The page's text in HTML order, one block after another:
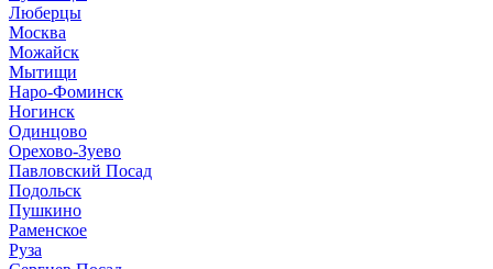
Люберцы
Москва
Можайск
Мытищи
Наро-Фоминск
Ногинск
Одинцово
Орехово-Зуево
Павловский Посад
Подольск
Пушкино
Раменское
Руза